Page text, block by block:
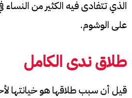
الذي تتفادى فيه الكثير من
على الوشوم.
طلاقندى الكامل
قيل أن سبب طلاقها هو خيانتها